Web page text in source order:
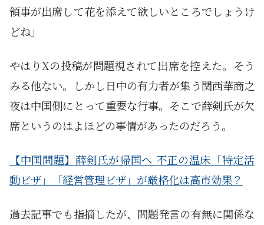
領事が出席して花を添えて欲しいところでしょうけ
どね」
やはりXの投稿が問題視されて出席を控えた。そう
みる他ない。しかし日中の有力者が集う関西華商之
夜は中国側にとって重要な行事。そこで薛剣氏が欠
席というのはよほどの事情があったのだろう。
【中国問題】薛剣氏が帰国へ 不正の温床「特定活
動ビザ」「経営管理ビザ」が厳格化は高市効果？
過去記事でも指摘したが、問題発言の有無に関係な